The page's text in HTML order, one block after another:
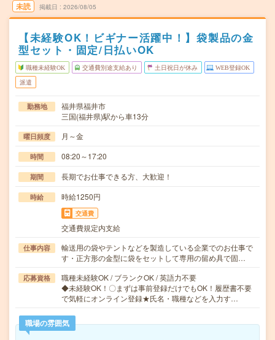
未読 掲載日 2026/08/05
【未経験OK！ビギナー活躍中！】袋製品の金
型セット・固定/日払いOK
職種未経験OK 交通費別途支給あり 土日祝日が休み WEB登録OK
派遣
勤務地
福井県福井市
三国(福井県)駅から車13分
曜日頻度 月～金
時間 08:20～17:20
期間 長期でお仕事できる方、大歓迎！
時給 時給1250円
交通費
交通費規定内支給
仕事内容
輸送用の袋やテントなどを製造している企業でのお仕事で
す・正方形の金型に袋をセットして専用の留め具で固…
応募資格
職種未経験OK / ブランクOK / 英語力不要
◆未経験OK！〇まずは事前登録だけでもOK！履歴書不要
で気軽にオンライン登録★氏名・職種などを入力す…
職場の雰囲気